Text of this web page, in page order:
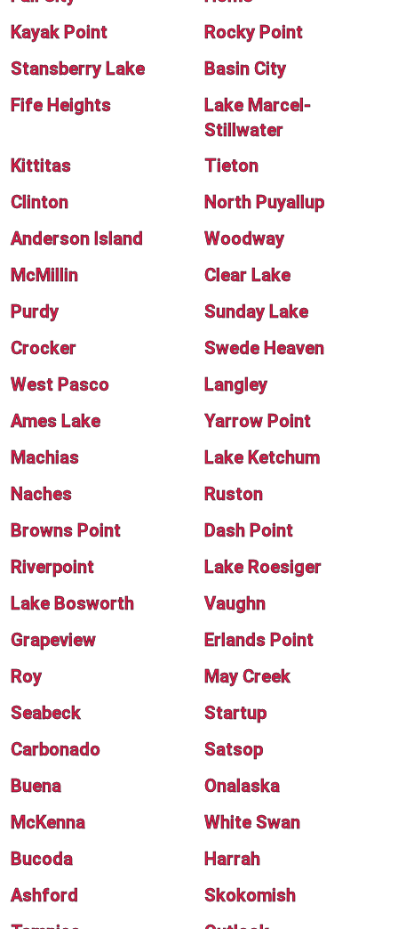
Kayak Point
Rocky Point
Stansberry Lake
Basin City
Fife Heights
Lake Marcel-
Stillwater
Kittitas
Tieton
Clinton
North Puyallup
Anderson Island
Woodway
McMillin
Clear Lake
Purdy
Sunday Lake
Crocker
Swede Heaven
West Pasco
Langley
Ames Lake
Yarrow Point
Machias
Lake Ketchum
Naches
Ruston
Browns Point
Dash Point
Riverpoint
Lake Roesiger
Lake Bosworth
Vaughn
Grapeview
Erlands Point
Roy
May Creek
Seabeck
Startup
Carbonado
Satsop
Buena
Onalaska
McKenna
White Swan
Bucoda
Harrah
Ashford
Skokomish